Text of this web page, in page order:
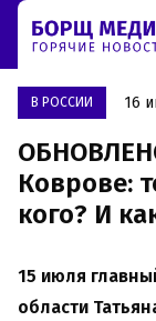
В РОССИИ 16
Коврове:
кого? И
15 июля
области